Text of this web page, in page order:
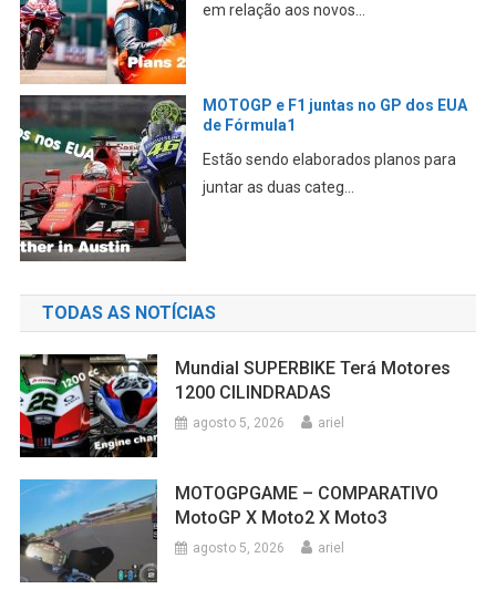
em relação aos novos...
MOTOGP e F1 juntas no GP dos EUA
de Fórmula1
Estão sendo elaborados planos para
juntar as duas categ...
TODAS AS NOTÍCIAS
Mundial SUPERBIKE Terá Motores
1200 CILINDRADAS
agosto 5, 2026 ariel
MOTOGPGAME – COMPARATIVO
MotoGP X Moto2 X Moto3
agosto 5, 2026 ariel